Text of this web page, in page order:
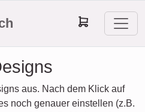
aus. Nach dem Klick auf
noch genauer einstellen (z.B.